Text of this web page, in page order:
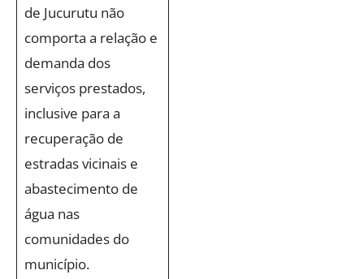
de Jucurutu não
comporta a relação e
demanda dos
serviços prestados,
inclusive para a
recuperação de
estradas vicinais e
abastecimento de
água nas
comunidades do
município.